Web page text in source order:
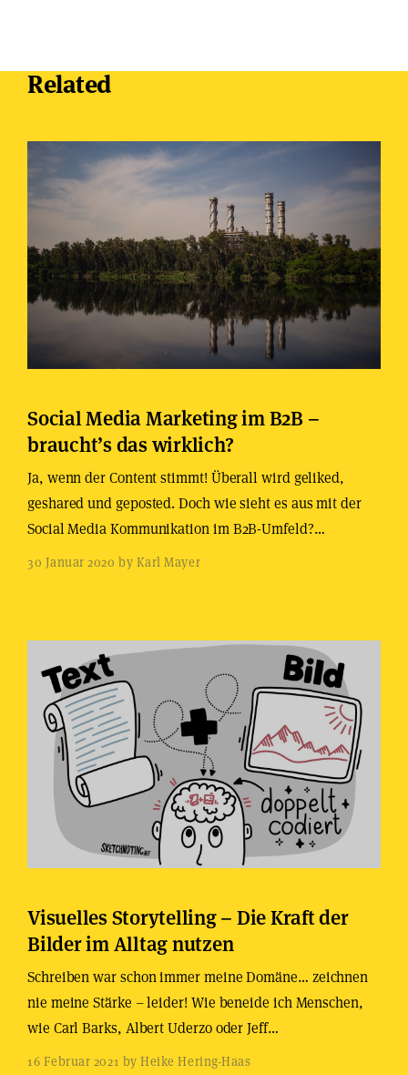
Related
Social Media Marketing im B2B –
braucht’s das wirklich?
Ja, wenn der Content stimmt! Überall wird geliked,
geshared und geposted. Doch wie sieht es aus mit der
Social Media Kommunikation im B2B-Umfeld?…
30 Januar 2020 by Karl Mayer
Visuelles Storytelling – Die Kraft der
Bilder im Alltag nutzen
Schreiben war schon immer meine Domäne… zeichnen
nie meine Stärke – leider! Wie beneide ich Menschen,
wie Carl Barks, Albert Uderzo oder Jeff…
16 Februar 2021 by Heike Hering-Haas